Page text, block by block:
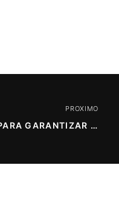
PROXIMO
LA SONRISA, UN ARMA IMPRESCINDIBLE PARA GARANTIZAR NUESTRA BELLEZA